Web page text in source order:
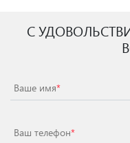
С
Ваше имя*
Ваш телефон*